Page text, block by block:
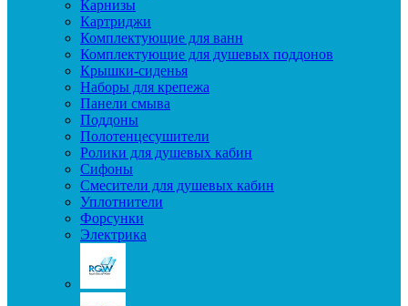
Карнизы
Картриджи
Комплектующие для ванн
Комплектующие для душевых поддонов
Крышки-сиденья
Наборы для крепежа
Панели смыва
Поддоны
Полотенцесушители
Ролики для душевых кабин
Сифоны
Смесители для душевых кабин
Уплотнители
Форсунки
Электрика